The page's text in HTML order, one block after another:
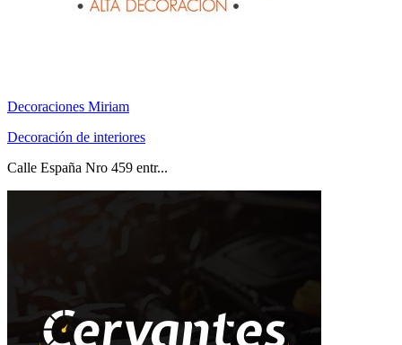
Decoraciones Miriam
Decoración de interiores
Calle España Nro 459 entr...